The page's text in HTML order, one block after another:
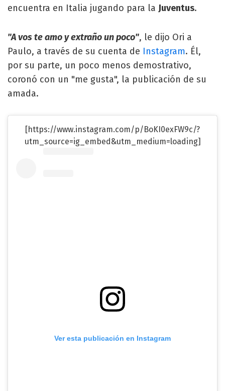
encuentra en Italia jugando para la Juventus.
"A vos te amo y extraño un poco", le dijo Ori a
Paulo, a través de su cuenta de Instagram. Él,
por su parte, un poco menos demostrativo,
coronó con un "me gusta", la publicación de su
amada.
[https://www.instagram.com/p/BoKI0exFW9c/?
utm_source=ig_embed&utm_medium=loading]
Ver esta publicación en Instagram